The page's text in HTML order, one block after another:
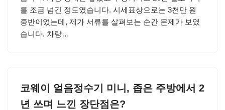
를 조금 넘긴 정도였습니다. 시세표상으로는 3천만 원
중반이었는데, 제가 서류를 살펴보는 순간 문제가 보였
습니다. 차량…
코웨이 얼음정수기 미니, 좁은 주방에서 2
년 쓰며 느낀 장단점은?